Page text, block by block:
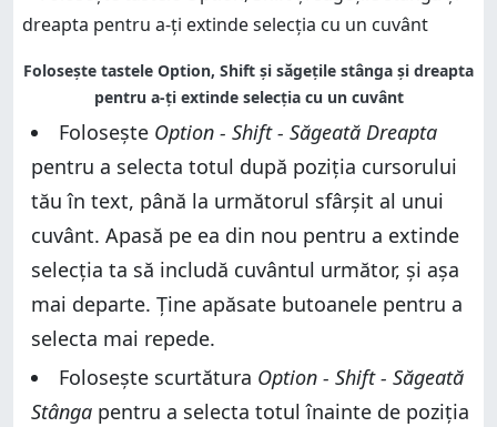
Folosește tastele Option, Shift și săgețile stânga și dreapta
pentru a-ți extinde selecția cu un cuvânt
Folosește Option - Shift - Săgeată Dreapta
pentru a selecta totul după poziția cursorului
tău în text, până la următorul sfârșit al unui
cuvânt. Apasă pe ea din nou pentru a extinde
selecția ta să includă cuvântul următor, și așa
mai departe. Ține apăsate butoanele pentru a
selecta mai repede.
Folosește scurtătura Option - Shift - Săgeată
Stânga pentru a selecta totul înainte de poziția